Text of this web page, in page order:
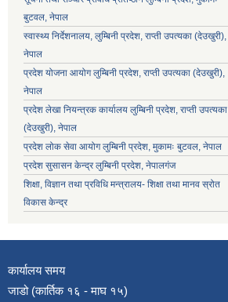
बुटवल, नेपाल
स्वास्थ्य निर्देशनालय, लुम्बिनी प्रदेश, राप्ती उपत्यका (देउखुरी),
नेपाल
प्रदेश योजना आयोग लुम्बिनी प्रदेश, राप्ती उपत्यका (देउखुरी),
नेपाल
प्रदेश लेखा नियन्त्रक कार्यालय लुम्बिनी प्रदेश, राप्ती उपत्यका
(देउखुरी), नेपाल
प्रदेश लोक सेवा आयोग लुम्बिनी प्रदेश, मुकामः बुटवल, नेपाल
प्रदेश सुसासन केन्द्र लुम्बिनी प्रदेश, नेपालगंज
शिक्षा, विज्ञान तथा प्रविधि मन्त्रालय- शिक्षा तथा मानव स्रोत
विकास केन्द्र
कार्यालय समय
जाडो (कार्तिक १६ - माघ १५)